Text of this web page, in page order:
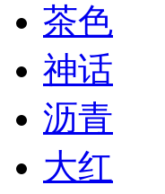
茶色
神话
沥青
大红